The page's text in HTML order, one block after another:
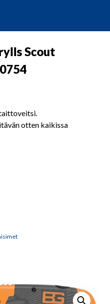
Scout
otten kaikissa